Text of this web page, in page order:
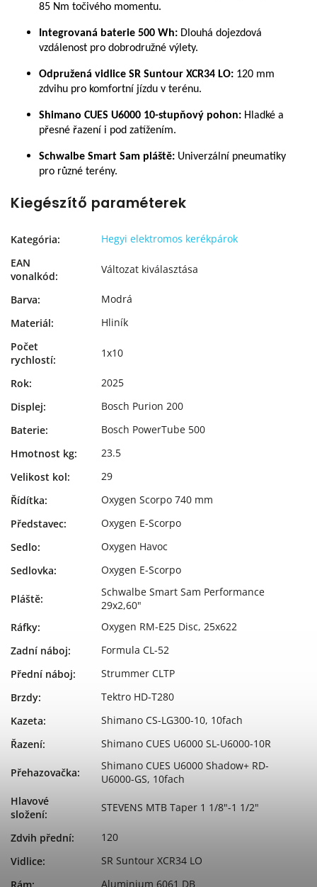
85 Nm točivého momentu.
Integrovaná baterie 500 Wh: Dlouhá dojezdová
vzdálenost pro dobrodružné výlety.
Odpružená vidlice SR Suntour XCR34 LO: 120 mm
zdvihu pro komfortní jízdu v terénu.
Shimano CUES U6000 10-stupňový pohon: Hladké a
přesné řazení i pod zatížením.
Schwalbe Smart Sam pláště: Univerzální pneumatiky
pro různé terény.
Kiegészítő paraméterek
Kategória:
Hegyi elektromos kerékpárok
EAN
vonalkód:
Változat kiválasztása
Barva:
Modrá
Materiál:
Hliník
Počet
rychlostí:
1x10
Rok:
2025
Displej:
Bosch Purion 200
Baterie:
Bosch PowerTube 500
Hmotnost kg:
23.5
Velikost kol:
29
Řídítka:
Oxygen Scorpo 740 mm
Představec:
Oxygen E-Scorpo
Sedlo:
Oxygen Havoc
Sedlovka: Oxygen E-Scorpo
Pláště:
Schwalbe Smart Sam Performance
29x2,60"
Ráfky:
Oxygen RM-E25 Disc, 25x622
Zadní náboj:
Formula CL-52
Přední náboj:
Strummer CLTP
Brzdy:
Tektro HD-T280
Kazeta:
Shimano CS-LG300-10, 10fach
Řazení: Shimano CUES U6000 SL-U6000-10R
Přehazovačka:
Shimano CUES U6000 Shadow+ RD-
U6000-GS, 10fach
Hlavové
složení:
STEVENS MTB Taper 1 1/8"-1 1/2"
Zdvih přední:
120
Vidlice:
SR Suntour XCR34 LO
Rám: Aluminium 6061 DB